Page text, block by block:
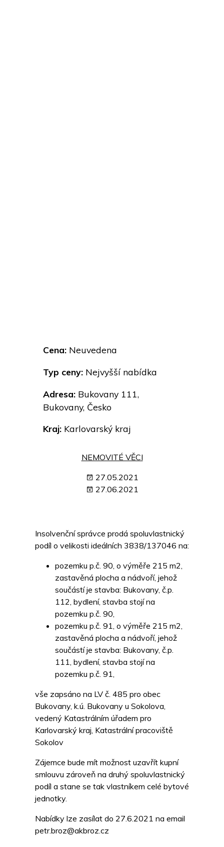
Cena: Neuvedena
Typ ceny: Nejvyšší nabídka
Adresa: Bukovany 111,
Bukovany, Česko
Kraj: Karlovarský kraj
NEMOVITÉ VĚCI
27.05.2021
27.06.2021
Insolvenční správce prodá spoluvlastnický
podíl o velikosti ideálních 3838/137046 na:
pozemku p.č. 90, o výměře 215 m2,
zastavěná plocha a nádvoří, jehož
součástí je stavba: Bukovany, č.p.
112, bydlení, stavba stojí na
pozemku p.č. 90,
pozemku p.č. 91, o výměře 215 m2,
zastavěná plocha a nádvoří, jehož
součástí je stavba: Bukovany, č.p.
111, bydlení, stavba stojí na
pozemku p.č. 91,
vše zapsáno na LV č. 485 pro obec
Bukovany, k.ú. Bukovany u Sokolova,
vedený Katastrálním úřadem pro
Karlovarský kraj, Katastrální pracoviště
Sokolov
Zájemce bude mít možnost uzavřít kupní
smlouvu zároveň na druhý spoluvlastnický
podíl a stane se tak vlastníkem celé bytové
jednotky.
Nabídky lze zasílat do 27.6.2021 na email
petr.broz@akbroz.cz